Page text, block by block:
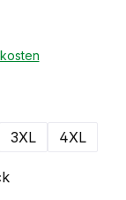
3XL 4XL